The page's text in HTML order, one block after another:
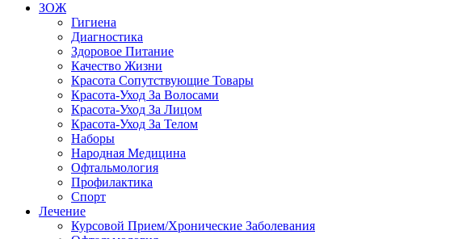
ЗОЖ
Гигиена
Диагностика
Здоровое Питание
Качество Жизни
Красота Сопутствующие Товары
Красота-Уход За Волосами
Красота-Уход За Лицом
Красота-Уход За Телом
Наборы
Народная Медицина
Офтальмология
Профилактика
Спорт
Лечение
Курсовой Прием/Хронические Заболевания